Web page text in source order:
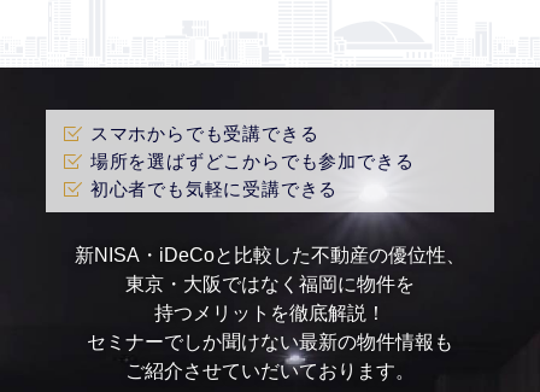
スマホからでも受講できる
場所を選ばずどこからでも参加できる
初心者でも気軽に受講できる
新NISA・iDeCoと比較した不動産の優位性、
東京・大阪ではなく福岡に物件を
持つメリットを徹底解説！
セミナーでしか聞けない最新の物件情報も
ご紹介させていだいております。